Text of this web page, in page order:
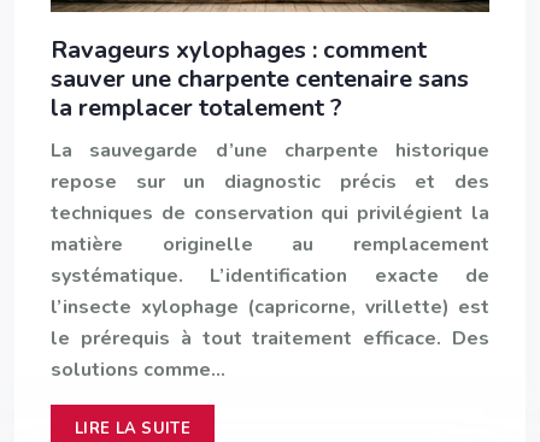
Ravageurs xylophages : comment
sauver une charpente centenaire sans
la remplacer totalement ?
La sauvegarde d’une charpente historique
repose sur un diagnostic précis et des
techniques de conservation qui privilégient la
matière originelle au remplacement
systématique. L’identification exacte de
l’insecte xylophage (capricorne, vrillette) est
le prérequis à tout traitement efficace. Des
solutions comme…
LIRE LA SUITE